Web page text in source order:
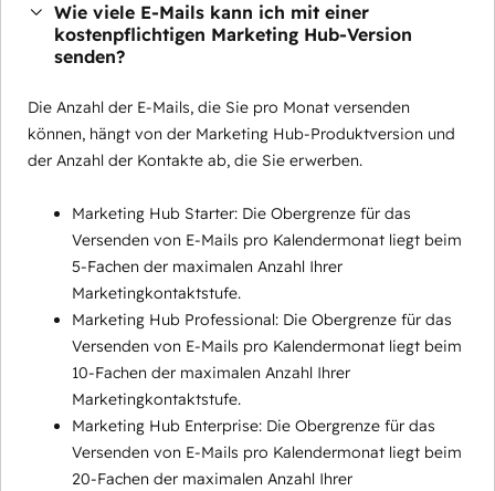
Wie viele E-Mails kann ich mit einer
kostenpflichtigen Marketing Hub-Version
senden?
Die Anzahl der E-Mails, die Sie pro Monat versenden
können, hängt von der Marketing Hub-Produktversion und
der Anzahl der Kontakte ab, die Sie erwerben.
Marketing Hub Starter: Die Obergrenze für das
Versenden von E-Mails pro Kalendermonat liegt beim
5-Fachen der maximalen Anzahl Ihrer
Marketingkontaktstufe.
Marketing Hub Professional: Die Obergrenze für das
Versenden von E-Mails pro Kalendermonat liegt beim
10-Fachen der maximalen Anzahl Ihrer
Marketingkontaktstufe.
Marketing Hub Enterprise: Die Obergrenze für das
Versenden von E-Mails pro Kalendermonat liegt beim
20-Fachen der maximalen Anzahl Ihrer